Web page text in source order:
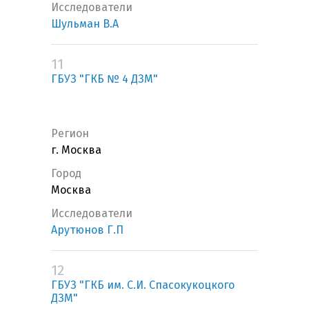
Исследователи
Шульман В.А
11
ГБУЗ "ГКБ № 4 ДЗМ"
Регион
г. Москва
Город
Москва
Исследователи
Арутюнов Г.П
12
ГБУЗ "ГКБ им. С.И. Спасокукоцкого
ДЗМ"